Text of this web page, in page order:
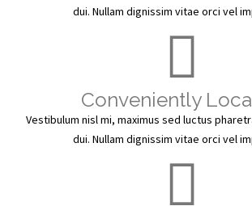
dui. Nullam dignissim vitae orci vel
Conveniently
Vestibulum nisl mi, maximus sed luctus
dui. Nullam dignissim vitae orci vel